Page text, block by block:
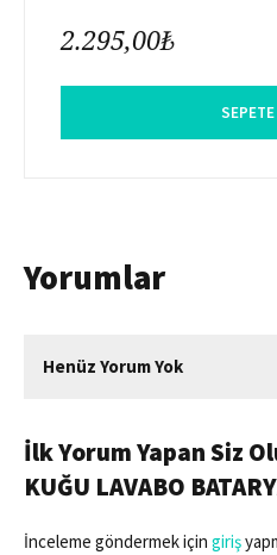
2.295,00₺
Yorumlar
Henüz Yorum Yok
İlk Yorum Yapan Siz
KUĞU LAVABO
İnceleme göndermek için giriş